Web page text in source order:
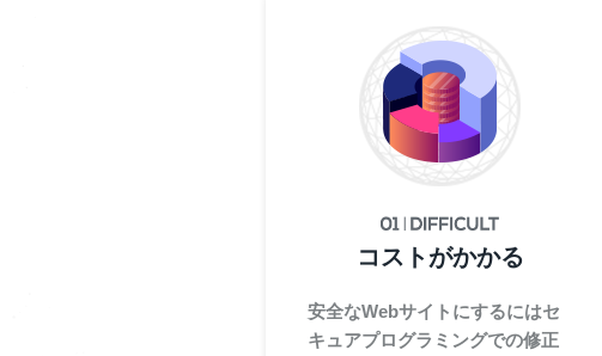
コストがかかる
安全なWebサイトにするにはセ
キュアプログラミングでの修正